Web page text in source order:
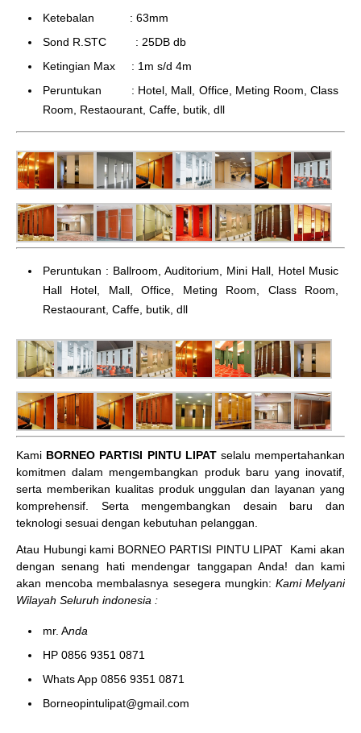
Ketebalan : 63mm
Sond R.STC : 25DB db
Ketingian Max : 1m s/d 4m
Peruntukan : Hotel, Mall, Office, Meting Room, Class
Room, Restaourant, Caffe, butik, dll
Peruntukan : Ballroom, Auditorium, Mini Hall, Hotel Music
Hall Hotel, Mall, Office, Meting Room, Class Room,
Restaourant, Caffe, butik, dll
Kami BORNEO PARTISI PINTU LIPATselalu mempertahankan
komitmen dalam mengembangkan produk baru yang inovatif,
serta memberikan kualitas produk unggulan dan layanan yang
komprehensif. Serta mengembangkan desain baru dan
teknologi sesuai dengan kebutuhan pelanggan.
Atau Hubungi kami BORNEO PARTISI PINTU LIPAT
Kami akan
dengan senang hati mendengar tanggapan Anda! dan kami
akan mencoba membalasnya sesegera mungkin: Kami Melyani
Wilayah Seluruh indonesia :
mr. Anda
HP 0856 9351 0871
Whats App 0856 9351 0871
Borneopintulipat@gmail.com